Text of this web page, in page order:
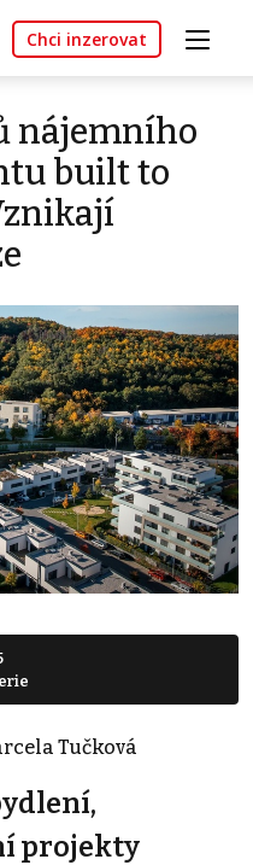
Chci inzerovat
nájemního
built to
Tučková
projekty